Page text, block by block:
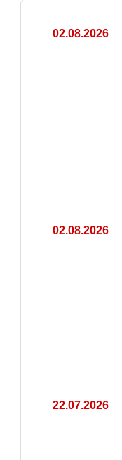
02.08.2026
02.08.2026
22.07.2026